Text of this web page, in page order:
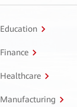
Education
Finance
Healthcare
Manufacturing